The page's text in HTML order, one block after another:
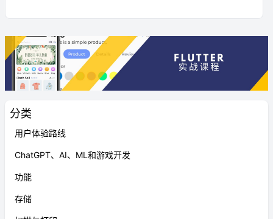
分类
用户体验路线
ChatGPT、AI、ML和游戏开发
功能
存储